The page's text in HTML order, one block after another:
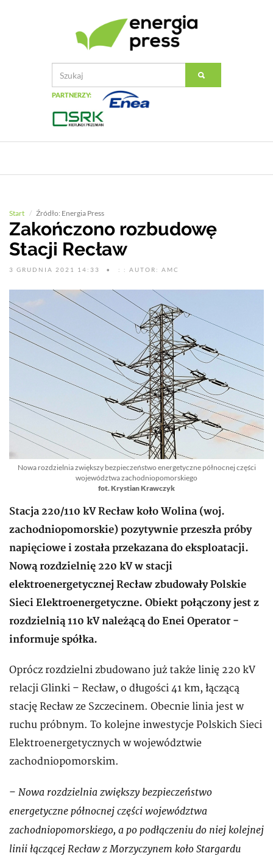
PARTNERZY:
Start Źródło: Energia Press
Zakończono rozbudowę
Stacji Recław
3 GRUDNIA 2021 14:33 : : AUTOR: AMC
Nowa rozdzielnia zwiększy bezpieczeństwo energetyczne północnej części
województwa zachodniopomorskiego
fot. Krystian Krawczyk
Stacja 220/110 kV Recław koło Wolina (woj.
zachodniopomorskie) pozytywnie przeszła próby
napięciowe i została przekazana do eksploatacji.
Nową rozdzielnię 220 kV w stacji
elektroenergetycznej Recław zbudowały Polskie
Sieci Elektroenergetyczne. Obiekt połączony jest z
rozdzielnią 110 kV należącą do Enei Operator -
informuje spółka.
Oprócz rozdzielni zbudowano już także linię 220 kV
relacji Glinki – Recław, o długości 41 km, łączącą
stację Recław ze Szczecinem. Obecnie linia jest w
ruchu próbnym. To kolejne inwestycje Polskich Sieci
Elektroenergetycznych w województwie
zachodniopomorskim.
– Nowa rozdzielnia zwiększy bezpieczeństwo
energetyczne północnej części województwa
zachodniopomorskiego, a po podłączeniu do niej kolejnej
linii łączącej Recław z Morzyczynem koło Stargardu